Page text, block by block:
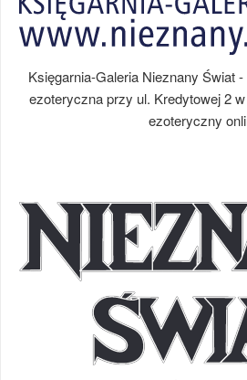
Księgarnia-Galeria Nieznany Świat
ezoteryczna przy ul. Kredytowej 2
ezoteryczny